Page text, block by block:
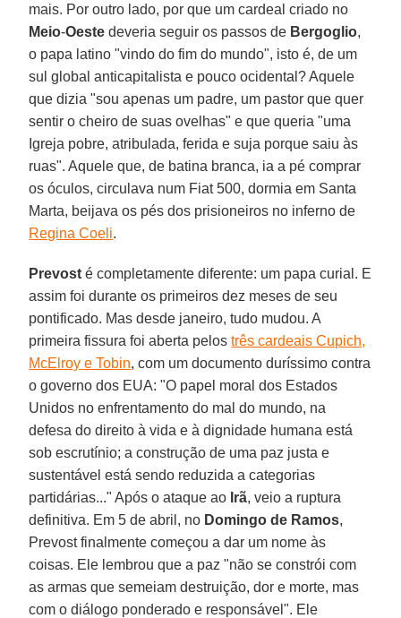
mais. Por outro lado, por que um cardeal criado no
Meio-Oeste deveria seguir os passos de Bergoglio,
o papa latino "vindo do fim do mundo", isto é, de um
sul global anticapitalista e pouco ocidental? Aquele
que dizia "sou apenas um padre, um pastor que quer
sentir o cheiro de suas ovelhas" e que queria "uma
Igreja pobre, atribulada, ferida e suja porque saiu às
ruas". Aquele que, de batina branca, ia a pé comprar
os óculos, circulava num Fiat 500, dormia em Santa
Marta, beijava os pés dos prisioneiros no inferno de
Regina Coeli.
Prevost é completamente diferente: um papa curial. E
assim foi durante os primeiros dez meses de seu
pontificado. Mas desde janeiro, tudo mudou. A
primeira fissura foi aberta pelostrês cardeais Cupich,
McElroy e Tobin, com um documento duríssimo contra
o governo dos EUA: "O papel moral dos Estados
Unidos no enfrentamento do mal do mundo, na
defesa do direito à vida e à dignidade humana está
sob escrutínio; a construção de uma paz justa e
sustentável está sendo reduzida a categorias
partidárias..." Após o ataque ao Irã, veio a ruptura
definitiva. Em 5 de abril, no Domingo de Ramos,
Prevost finalmente começou a dar um nome às
coisas. Ele lembrou que a paz "não se constrói com
as armas que semeiam destruição, dor e morte, mas
com o diálogo ponderado e responsável". Ele